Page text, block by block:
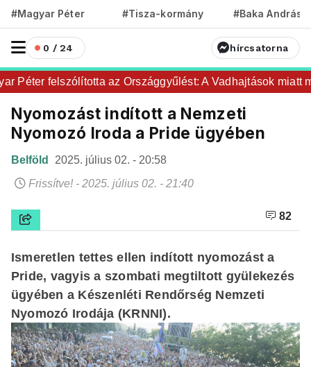
#Magyar Péter #Tisza-kormány #Baka András
0 / 24 hírcsatorna
Péter felszólította az Országgyűlést: A Vadhajtások miatt
Nyomozást indított a Nemzeti
Nyomozó Iroda a Pride ügyében
Belföld
2025. július 02. - 20:58
Frissítve! - 2025. július 02. - 21:40
82
Ismeretlen tettes ellen indított nyomozást a
Pride, vagyis a szombati megtiltott gyülekezés
ügyében a Készenléti Rendőrség Nemzeti
Nyomozó Irodája (KRNNI).